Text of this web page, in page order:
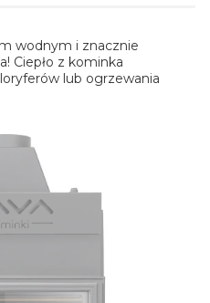
wodnym i znacznie
Ciepło z kominka
lub ogrzewania